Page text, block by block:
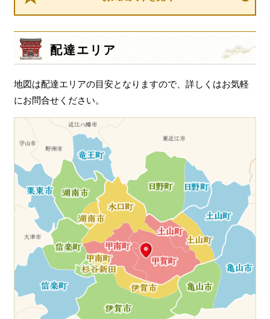
配達エリア
地図は配達エリアの目安となりますので、詳しくはお気軽
にお問合せください。